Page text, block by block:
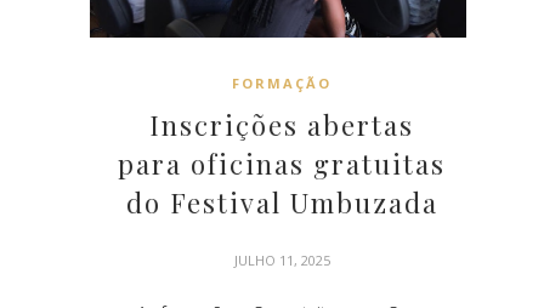
FORMAÇÃO
Inscrições abertas
para oficinas gratuitas
do Festival Umbuzada
JULHO 11, 2025